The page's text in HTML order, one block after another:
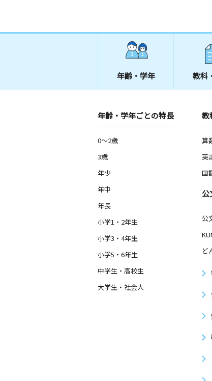
年齢・学年 教科
年齢・学年ごとの特長
0～2歳
3歳
年少
年中
年長
小学1・2年生
小学3・4年生
小学5・6年生
中学生・高校生
大学生・社会人
教
算
英
国
公
公
ど